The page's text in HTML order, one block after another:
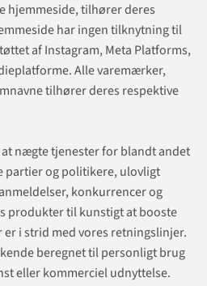
hjemmeside, tilhører deres
har ingen tilknytning til
af Instagram, Meta Platforms,
Alle varemærker,
tilhører deres respektive
nægte tjenester for blandt andet
og politikere, ulovligt
konkurrencer og
produkter til kunstigt at booste
i strid med vores retningslinjer.
beregnet til personligt brug
eller kommerciel udnyttelse.